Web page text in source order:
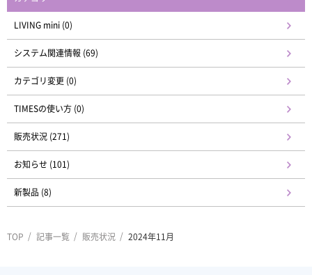
LIVING mini (0)
システム関連情報 (69)
カテゴリ変更 (0)
TIMESの使い方 (0)
販売状況 (271)
お知らせ (101)
新製品 (8)
TOP 記事一覧 販売状況 2024年11月